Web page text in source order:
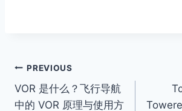
Post
navigation
PREVIOUS
VOR 是什么？飞行导航
中的 VOR 原理与使用方